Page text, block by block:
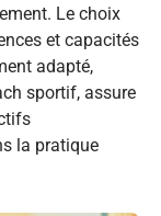
Le choix
et capacités
adapté,
sportif, assure
la pratique